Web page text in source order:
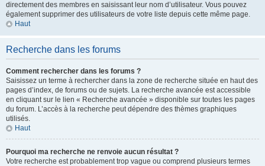
directement des membres en saisissant leur nom d’utilisateur. Vous pouvez
également supprimer des utilisateurs de votre liste depuis cette même page.
Haut
Recherche dans les forums
Comment rechercher dans les forums ?
Saisissez un terme à rechercher dans la zone de recherche située en haut des
pages d’index, de forums ou de sujets. La recherche avancée est accessible
en cliquant sur le lien « Recherche avancée » disponible sur toutes les pages
du forum. L’accès à la recherche peut dépendre des thèmes graphiques
utilisés.
Haut
Pourquoi ma recherche ne renvoie aucun résultat ?
Votre recherche est probablement trop vague ou comprend plusieurs termes